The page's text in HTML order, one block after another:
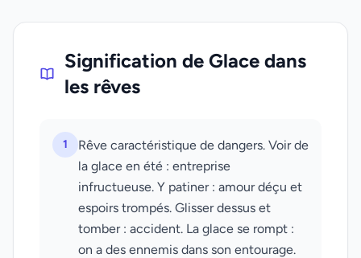
Signification de Glace dans
les rêves
1
Rêve caractéristique de dangers. Voir de
la glace en été : entreprise
infructueuse. Y patiner : amour déçu et
espoirs trompés. Glisser dessus et
tomber : accident. La glace se rompt :
on a des ennemis dans son entourage.